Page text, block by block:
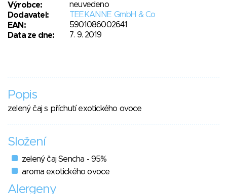
Výrobce:
neuvedeno
Dodavatel:
TEEKANNE GmbH & Co
EAN:
5901086002641
Data ze dne:
7. 9. 2019
Popis
zelený čaj s příchutí exotického ovoce
Složení
zelený čaj Sencha - 95%
aroma exotického ovoce
Alergeny